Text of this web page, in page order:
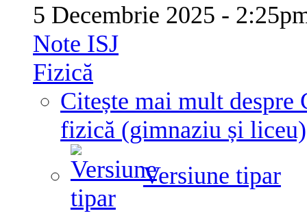
5 Decembrie 2025 -
Note ISJ
Fizică
Citește mai mult despre
fizică (gimnaziu și liceu)
Versiune tipar